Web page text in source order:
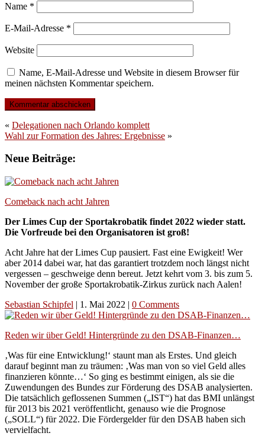
Name *
E-Mail-Adresse *
Website
Name, E-Mail-Adresse und Website in diesem Browser für
meinen nächsten Kommentar speichern.
« Delegationen nach Orlando komplett
Wahl zur Formation des Jahres: Ergebnisse »
Neue Beiträge:
Comeback nach acht Jahren
Der Limes Cup der Sportakrobatik findet 2022 wieder statt.
Die Vorfreude bei den Organisatoren ist groß!
Acht Jahre hat der Limes Cup pausiert. Fast eine Ewigkeit! Wer
aber 2014 dabei war, hat das garantiert trotzdem noch längst nicht
vergessen – geschweige denn bereut. Jetzt kehrt vom 3. bis zum 5.
November der große Sportakrobatik-Zirkus zurück nach Aalen!
Sebastian Schipfel | 1. Mai 2022 | 0 Comments
Reden wir über Geld! Hintergründe zu den DSAB-Finanzen…
‚Was für eine Entwicklung!‘ staunt man als Erstes. Und gleich
darauf beginnt man zu träumen: ‚Was man von so viel Geld alles
finanzieren könnte…‘ So ging es bestimmt einigen, als sie die
Zuwendungen des Bundes zur Förderung des DSAB analysierten.
Die tatsächlich geflossenen Summen („IST“) hat das BMI unlängst
für 2013 bis 2021 veröffentlicht, genauso wie die Prognose
(„SOLL“) für 2022. Die Fördergelder für den DSAB haben sich
vervielfacht.